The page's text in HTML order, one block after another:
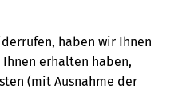
haben wir Ihnen
erhalten haben,
(mit Ausnahme der